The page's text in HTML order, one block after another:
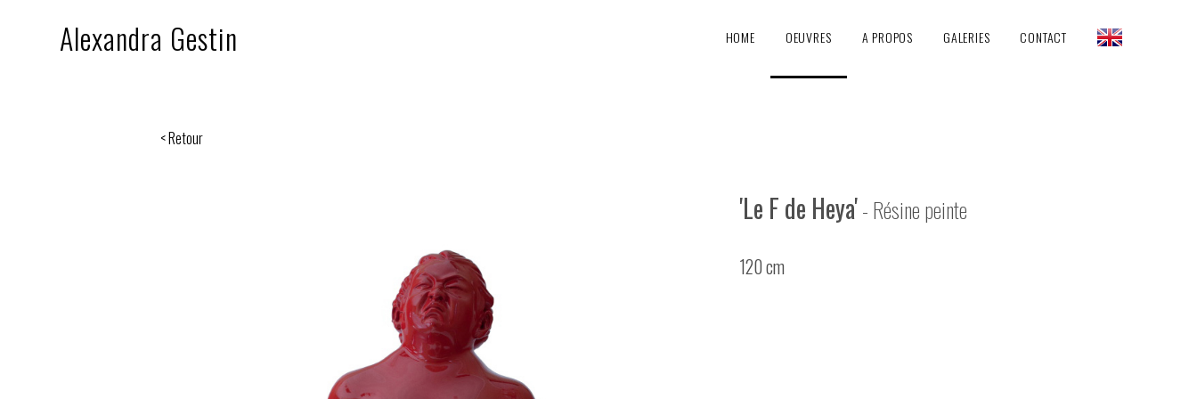
Alexandra Gestin CONTACT
GALERIES
A PROPOS
OEUVRES
HOME
< Retour
'Le F de Heya'- Résine peinte
120 cm